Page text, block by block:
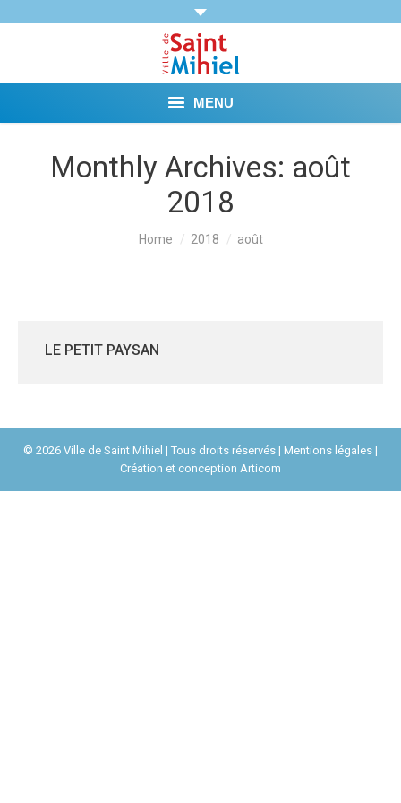
MENU
Agenda
Vie municipale
Démarches et Aides
Monthly Archives: août
2018
Home 2018 août
LE PETIT PAYSAN
© 2026 Ville de Saint Mihiel | Tous droits réservés | Mentions légales |
Création et conception Articom